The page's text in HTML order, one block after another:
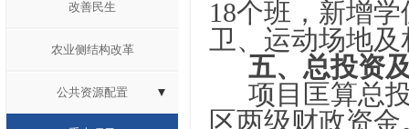
改善民生
农业侧结构改革
公共资源配置
18个班，新增
卫、运动场地
五、总投资
项目 匡算总
区两级财政资金